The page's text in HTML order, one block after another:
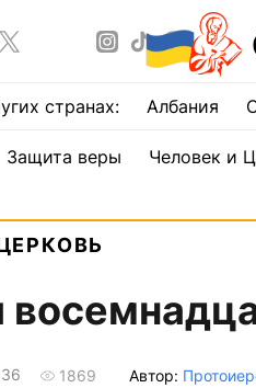
странах: Албания
Защита веры Человек и
1869 Автор: